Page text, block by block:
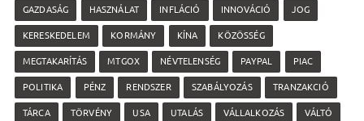
GAZDASÁG HASZNÁLAT INFLÁCIÓ INNOVÁCIÓ JOG
KERESKEDELEM KORMÁNY KÍNA KÖZÖSSÉG
MEGTAKARÍTÁS MTGOX NÉVTELENSÉG PAYPAL PIAC
POLITIKA PÉNZ RENDSZER SZABÁLYOZÁS TRANZAKCIÓ
TÁRCA TÖRVÉNY USA UTALÁS VÁLLALKOZÁS VÁLTÓ